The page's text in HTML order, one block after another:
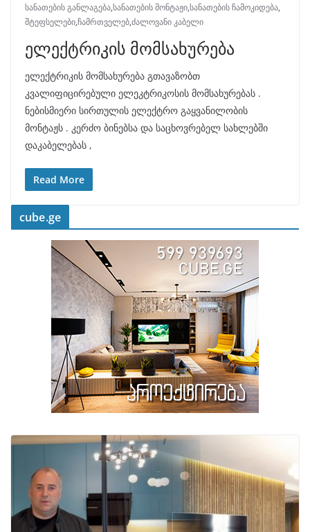
სანათების განლაგება,სანათების მონტაჟი,სანათების ჩამოკიდება,
შტეფსელები,ჩამრთველებ,ძალოვანი კაბელი
ელექტრიკის მომსახურება
ელექტრიკის მომსახურება გთავაზობთ
კვალიფიცირებული ელეკტრიკოსის მომსახურებას .
ნებისმიერი სირთულის ელექტრო გაყვანილობის
მონტაჟს . კერძო ბინებსა და საცხოვრებელ სახლებში
დაკაბელებას ,
Read More
cube.ge